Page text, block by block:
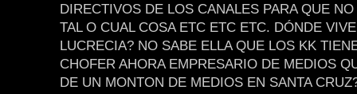
DIRECTIVOS DE LOS CANALES PARA QUE
TAL O CUAL COSA ETC ETC ETC. DÓNDE
LUCRECIA? NO SABE ELLA QUE LOS KK
CHOFER AHORA EMPRESARIO DE MEDIOS
DE UN MONTON DE MEDIOS EN SANTA